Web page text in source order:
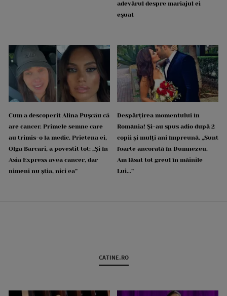
adevărul despre mariajul ei
eșuat
Cum a descoperit Alina Pușcău că
are cancer. Primele semne care
au trimis-o la medic. Prietena ei,
Olga Barcari, a povestit tot: „Și în
Asia Express avea cancer, dar
nimeni nu știa, nici ea”
Despărțirea momentului în
România! Și-au spus adio după 2
copii și mulți ani împreună. „Sunt
foarte ancorată în Dumnezeu.
Am lăsat tot greul în mâinile
Lui...”
CATINE.RO